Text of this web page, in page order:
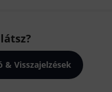
& Visszajelzések